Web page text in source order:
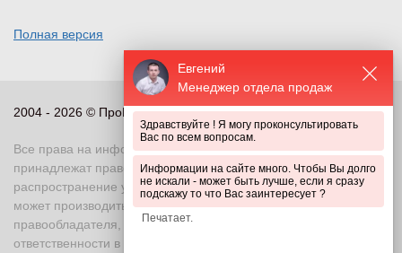
Евгений
Менеджер отдела продаж
Здравствуйте ! Я могу проконсультировать
Вас по всем вопросам.
Информации на сайте много. Чтобы Вы долго
не искали - может быть лучше, если я сразу
подскажу то что Вас заинтересует ?
Полная версия
2004 - 2026 © ПроПериметр, все права защищены
Все права на информационные и иные материалы сайта
принадлежат правообладателю. Воспроизведение или
распространение указанных материалов в любой форме
может производиться только с письменного разрешения
правообладателя, в противном случае возможно применение
ответственности в соответствии с действующим